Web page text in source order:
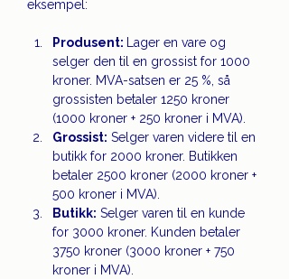
eksempel:
Produsent: Lager en vare og
selger den til en grossist for 1000
kroner. MVA-satsen er 25 %, så
grossisten betaler 1250 kroner
(1000 kroner + 250 kroner i MVA).
Grossist: Selger varen videre til en
butikk for 2000 kroner. Butikken
betaler 2500 kroner (2000 kroner +
500 kroner i MVA).
Butikk: Selger varen til en kunde
for 3000 kroner. Kunden betaler
3750 kroner (3000 kroner + 750
kroner i MVA).